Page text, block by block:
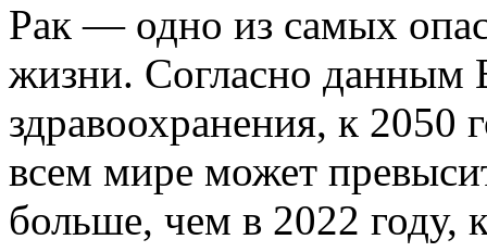
Рак — одно из самых
жизни. Согласно данным
здравоохранения, к 2050
всем мире может
больше, чем в 2022 году,